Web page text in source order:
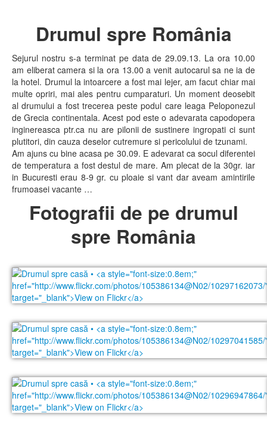
Drumul spre România
Sejurul nostru s-a terminat pe data de 29.09.13. La ora 10.00
am eliberat camera si la ora 13.00 a venit autocarul sa ne ia de
la hotel. Drumul la intoarcere a fost mai lejer, am facut chiar mai
multe opriri, mai ales pentru cumparaturi. Un moment deosebit
al drumului a fost trecerea peste podul care leaga Peloponezul
de Grecia continentala. Acest pod este o adevarata capodopera
inginereasca ptr.ca nu are pilonii de sustinere ingropati ci sunt
plutitori, din cauza deselor cutremure si pericolului de tzunami.
Am ajuns cu bine acasa pe 30.09. E adevarat ca socul diferentei
de temperatura a fost destul de mare. Am plecat de la 30gr. iar
in Bucuresti erau 8-9 gr. cu ploaie si vant dar aveam amintirile
frumoasei vacante …
Fotografii de pe drumul
spre România